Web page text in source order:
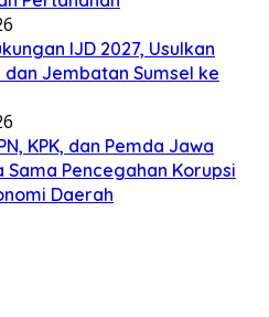
IJD 2027, Usulkan
Jembatan Sumsel ke
KPK, dan Pemda Jawa
Pencegahan Korupsi
Daerah